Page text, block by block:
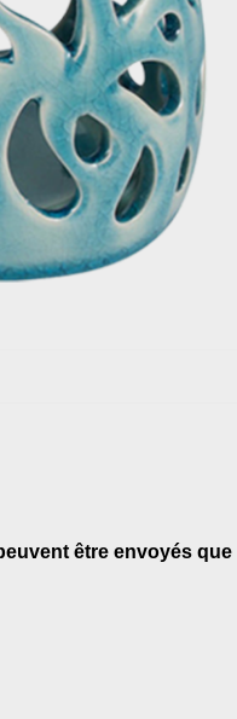
être envoyés